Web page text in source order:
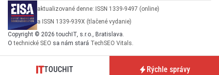
aktualizované denne: ISSN 1339-9497 (online)
a ISSN 1339-939X (tlačené vydanie)
Copyright © 2026 touchIT, s.r.o., Bratislava.
Otechnické SEO sa nám stará TechSEO Vitals.
TOUCHIT Rýchle správy